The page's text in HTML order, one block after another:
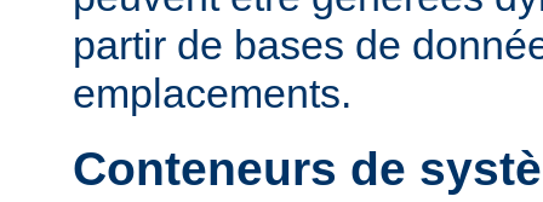
partir de bases de
emplacements.
Conteneurs de